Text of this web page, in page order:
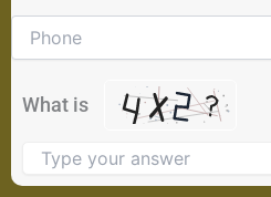
What is
problem
the
image
continue.